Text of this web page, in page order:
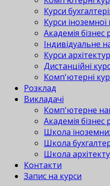
Курси
Курси
Академія бізнес
Індивідуальне
Курси
Дистанційні
Комп'ютерні
Розклад
Викладачі
Комп'ютерне
Академія бізнес
Школа
Школа
Школа
Контакти
Запис на курси